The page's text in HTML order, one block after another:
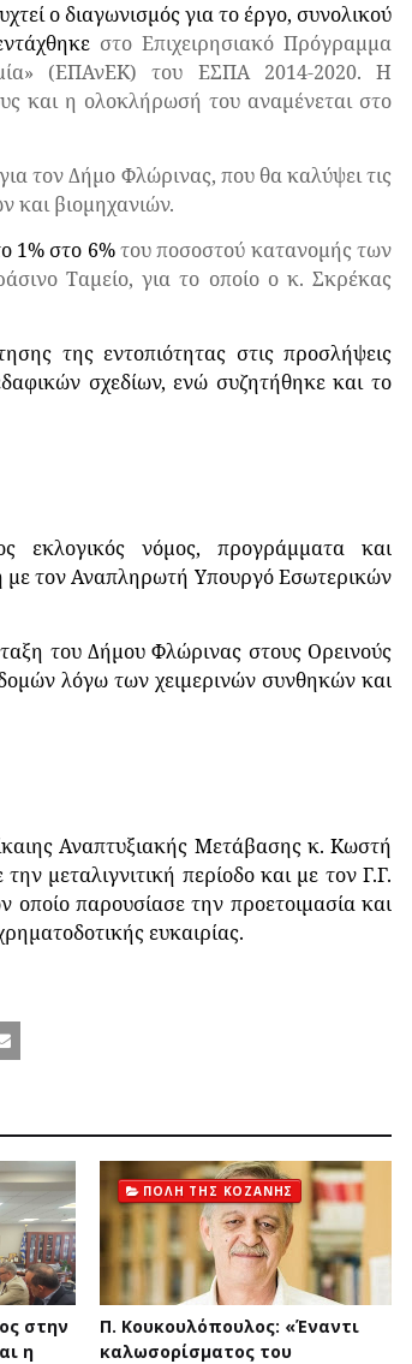
ο διαγωνισμός για το έργο, συνολικού
στο Επιχειρησιακό Πρόγραμμα
(ΕΠΑνΕΚ) του ΕΣΠΑ 2014-2020. Η
και η ολοκλήρωσή του αναμένεται στο
τον Δήμο Φλώρινας, που θα καλύψει τις
και βιομηχανιών.
1% στο 6%του ποσοστού κατανομής των
Ταμείο, για το οποίο ο κ. Σκρέκας
της εντοπιότητας στις προσλήψεις
σχεδίων, ενώ συζητήθηκε και το
εκλογικός νόμος, προγράμματα και
με τον Αναπληρωτή Υπουργό Εσωτερικών
του Δήμου Φλώρινας στους Ορεινούς
λόγω των χειμερινών συνθηκών και
Αναπτυξιακής Μετάβασης κ. Κωστή
μεταλιγνιτική περίοδο και με τον Γ.Γ.
παρουσίασε την προετοιμασία και
ευκαιρίας.
στην
η
ΠΟΛΗ ΤΗΣ ΚΟΖΑΝΗΣ
Π. Κουκουλόπουλος: «Έναντι
καλωσορίσματος του